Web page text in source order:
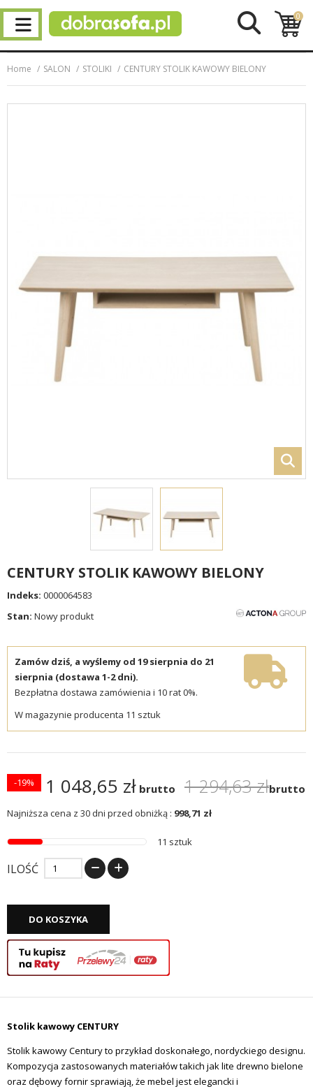
0
Home SALON STOLIKI CENTURY STOLIK KAWOWY BIELONY
CENTURY STOLIK KAWOWY BIELONY
Indeks: 0000064583
Stan: Nowy produkt
Zamów dziś, a wyślemy od 19 sierpnia do 21
sierpnia (dostawa 1-2 dni).
Bezpłatna dostawa zamówienia i 10 rat 0%.
W magazynie producenta 11 sztuk
1 048,65 zł brutto 1 294,63 złbrutto
-19%
Najniższa cena z 30 dni przed obniżką : 998,71 zł
11 sztuk
ILOŚĆ
DO KOSZYKA
Stolik kawowy CENTURY
Stolik kawowy Century to przykład doskonałego, nordyckiego designu.
Kompozycja zastosowanych materiałów takich jak lite drewno bielone
oraz dębowy fornir sprawiają, że mebel jest elegancki i